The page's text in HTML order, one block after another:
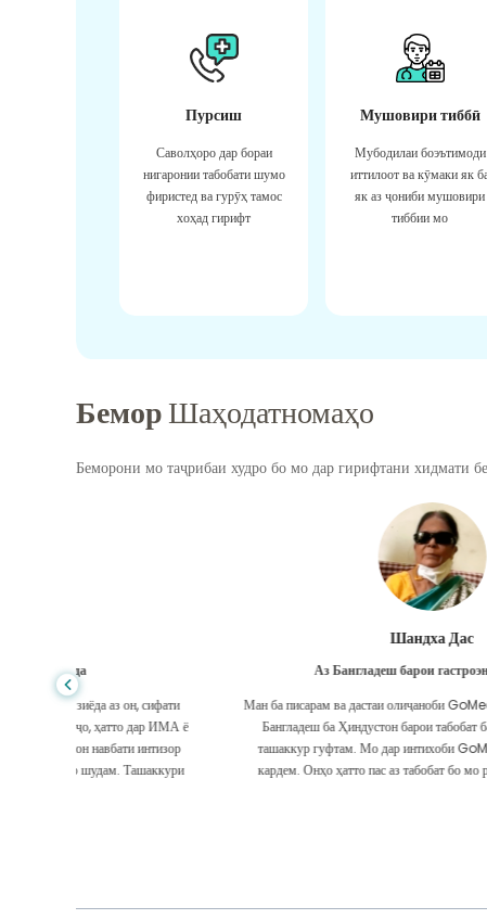
Пурсиш
Саволҳоро дар бораи
нигаронии табобати шумо
фиристед ва гурӯҳ тамос
хоҳад гирифт
Мушовири тиббӣ
Мубодилаи боэътимоди
иттилоот ва кӯмаки як
як аз ҷониби мушовири
тиббии мо
БеморШаҳодатномаҳо
Беморони мо таҷрибаи худро бо мо дар гирифтани хидмати
Аз Бангладеш барои гастроэнтерология
Ман ба писарам ва дастаи олиҷаноби GoMedii, ки дар сафари ман аз
Бангладеш ба Ҳиндустон барои табобат ба ман кӯмак карданд,
ташаккур гуфтам. Мо дар интихоби GoMedii интихоби дуруст
кардем. Онҳо ҳатто пас аз табобат бо мо робитаи бузург доранд